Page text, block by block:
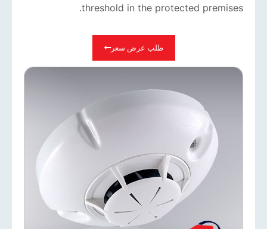
threshold in the protected premises.
طلب عرض سعر